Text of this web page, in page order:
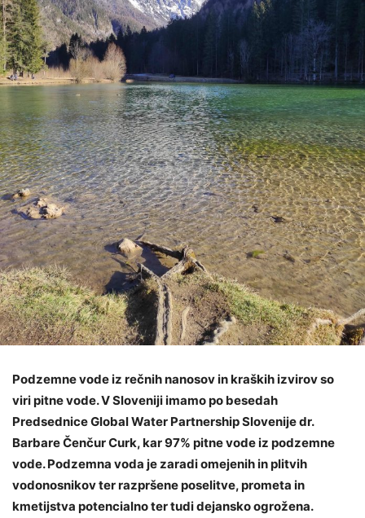
Podzemnevodeiz rečnih nanosovin kraškihizvirovso
viri pitne vode. V Slovenijiimamopo besedah
PredsedniceGlobal Water Partnership Slovenije dr.
Barbare Čenčur Curk, kar 97% pitne vode iz podzemne
vode.Podzemna voda je zaradi omejenih in plitvih
vodonosnikov ter razpršene poselitve, prometa in
kmetijstva potencialno ter tudi dejansko ogrožena.